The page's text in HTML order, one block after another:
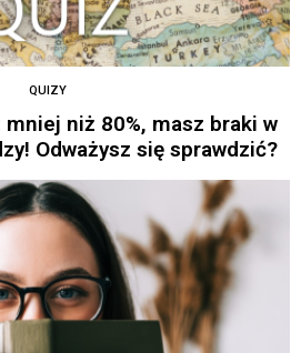
QUIZY
niż 80%, masz braki w
Odważysz się sprawdzić?